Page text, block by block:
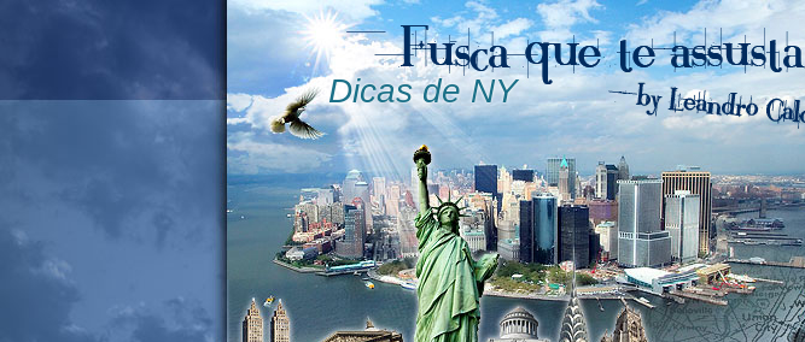
Dicas de NY